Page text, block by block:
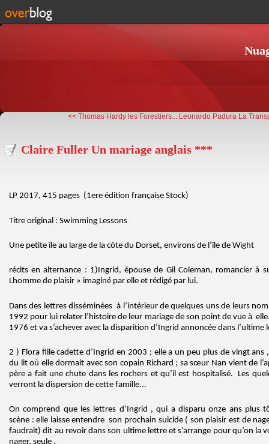
<< Thomas Hardy les Forestiers... Leonardo Padura La
Claire Fuller Un mariage anglais ***
LP 2017, 415 pages (1ere édition française Stock)
Titre original : Swimming Lessons
Une petite île au large de la côte du Dorset, environs de l’île de Wight
récits en alternance : 1)Ingrid, épouse de Gil Coleman, romancier à
Lhomme de plaisir » imaginé par elle et rédigé par lui.
Dans des lettres disséminées à l’intérieur de quelques uns de leurs
1992 pour lui relater l’histoire de leur mariage de son point de vue à
1976 et va s’achever avec la disparition d’Ingrid annoncée dans l’ultime
2 ) Flora fille cadette d’Ingrid en 2003 ; elle a un peu plus de vingt ans
du lit où elle dormait avec son copain Richard ; sa sœur Nan vient de
père a fait une chute dans les rochers et qu’il est hospitalisé. Les
verront la dispersion de cette famille...
On comprend que les lettres d’Ingrid , qui a disparu onze ans plus
scène : elle laisse entendre son prochain suicide ( son plaisir est de
faudrait) dit au revoir dans son ultime lettre et s’arrange pour qu’on la
nager, seule .